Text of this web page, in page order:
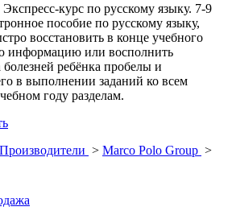
Экспресс-курс по русскому языку. 7-9
пособие по русскому языку,
восстановить в конце учебного
информацию или восполнить
ребёнка пробелы и
в выполнении заданий ко всем
году разделам.
Производители > Marco Polo Group >